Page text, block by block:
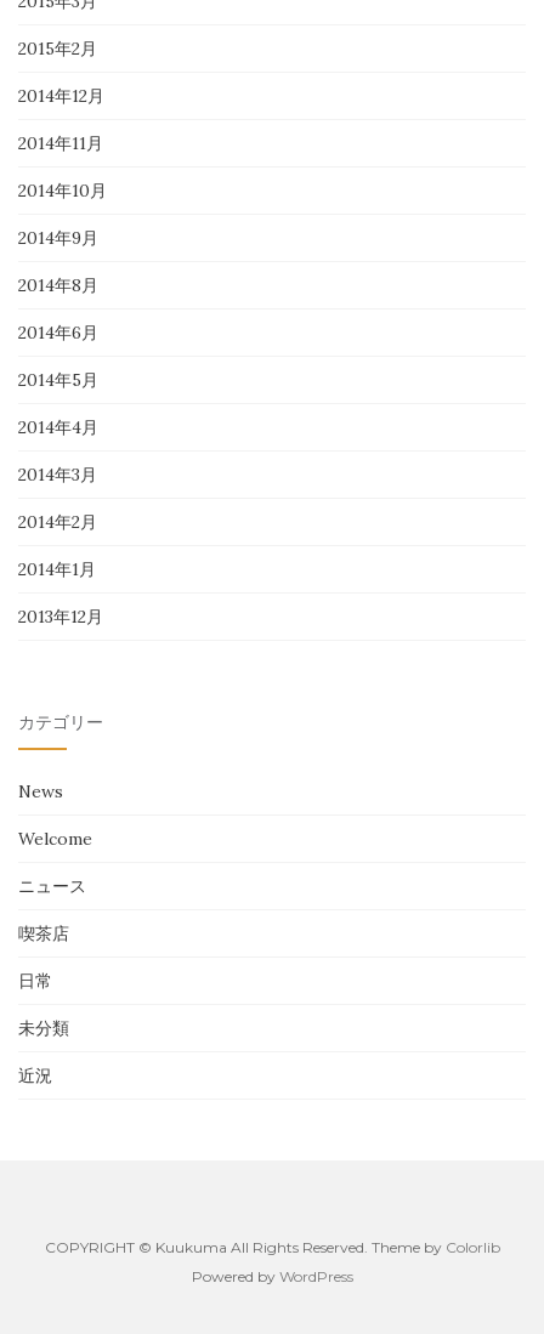
2015年2月
2014年12月
2014年11月
2014年10月
2014年9月
2014年8月
2014年6月
2014年5月
2014年4月
2014年3月
2014年2月
2014年1月
2013年12月
カテゴリー
News
Welcome
ニュース
喫茶店
日常
未分類
近況
COPYRIGHT © Kuukuma All Rights Reserved. Theme by Colorlib
Powered by WordPress